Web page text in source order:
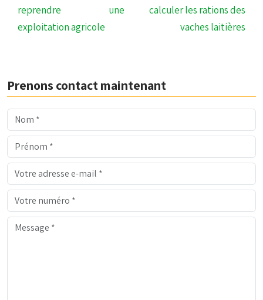
reprendre une
exploitation agricole
calculer les rations des
vaches laitières
Prenons contact maintenant